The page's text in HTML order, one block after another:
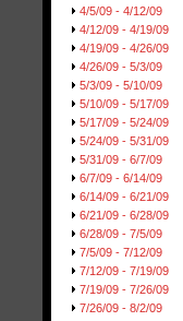
4/5/09 - 4/12/09
4/12/09 - 4/19/09
4/19/09 - 4/26/09
4/26/09 - 5/3/09
5/3/09 - 5/10/09
5/10/09 - 5/17/09
5/17/09 - 5/24/09
5/24/09 - 5/31/09
5/31/09 - 6/7/09
6/7/09 - 6/14/09
6/14/09 - 6/21/09
6/21/09 - 6/28/09
6/28/09 - 7/5/09
7/5/09 - 7/12/09
7/12/09 - 7/19/09
7/19/09 - 7/26/09
7/26/09 - 8/2/09